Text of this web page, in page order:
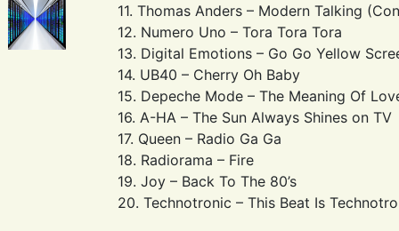
11. Thomas Anders – Modern Talking
12. Numero Uno – Tora Tora Tora
13. Digital Emotions – Go Go Yellow
14. UB40 – Cherry Oh Baby
15. Depeche Mode – The Meaning Of
16. A-HA – The Sun Always Shines on TV
17. Queen – Radio Ga Ga
18. Radiorama – Fire
19. Joy – Back To The 80’s
20. Technotronic – This Beat Is